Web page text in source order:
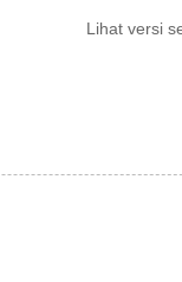
Lihat versi